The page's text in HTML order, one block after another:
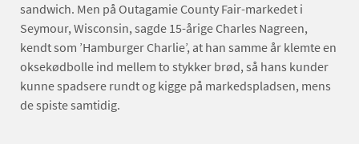
sandwich. Men på Outagamie County Fair-markedet i
Seymour, Wisconsin, sagde 15-årige Charles Nagreen,
kendt som ’Hamburger Charlie’, at han samme år klemte en
oksekødbolle ind mellem to stykker brød, så hans kunder
kunne spadsere rundt og kigge på markedspladsen, mens
de spiste samtidig.